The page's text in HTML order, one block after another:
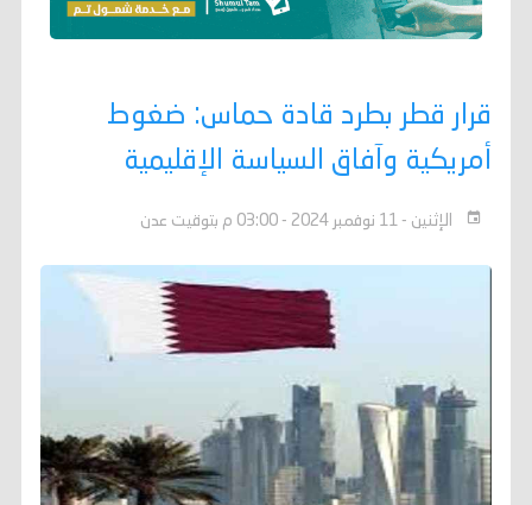
قرار قطر بطرد قادة حماس: ضغوط
أمريكية وآفاق السياسة الإقليمية
الإثنين - 11 نوفمبر 2024 - 03:00 م بتوقيت عدن